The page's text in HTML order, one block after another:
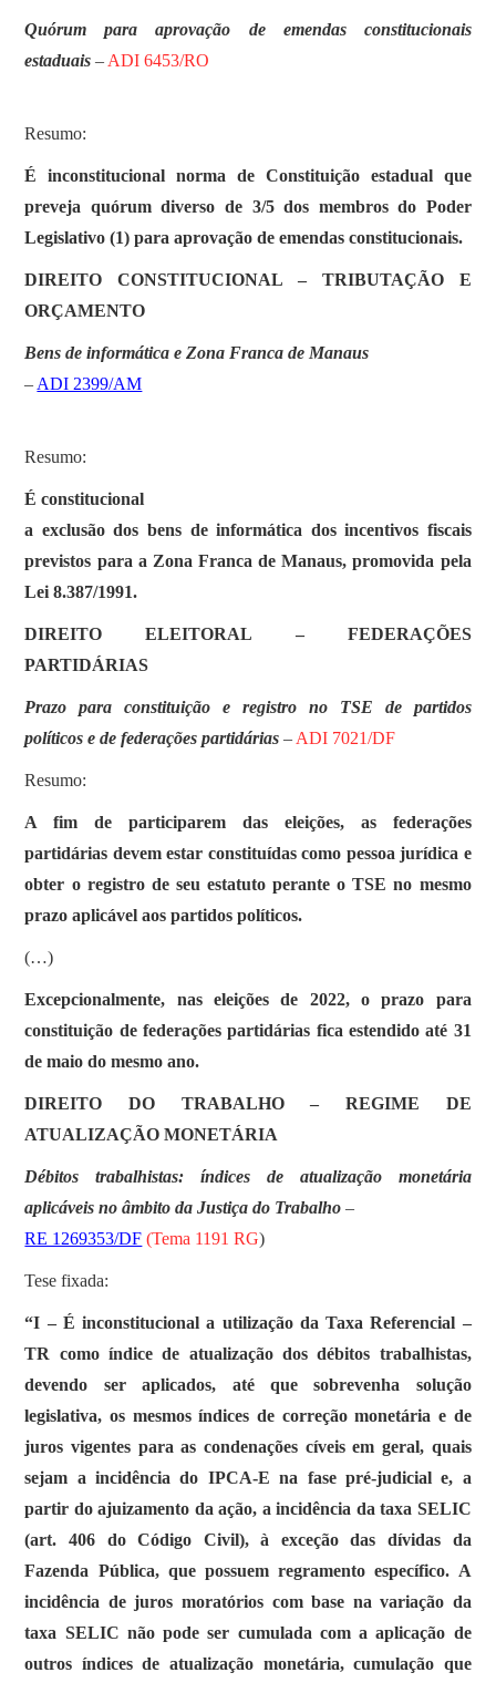
Quórum para aprovação de emendas constitucionais
estaduais– ADI 6453/RO
Resumo:
É inconstitucional norma de Constituição estadual que
preveja quórum diverso de 3/5 dos membros do Poder
Legislativo (1) para aprovação de emendas constitucionais.
DIREITO CONSTITUCIONAL – TRIBUTAÇÃO E
ORÇAMENTO
Bens de informática e Zona Franca de Manaus
– ADI 2399/AM
Resumo:
É constitucional
a exclusão dos bens de informática dos incentivos fiscais
previstos para a Zona Franca de Manaus, promovida pela
Lei 8.387/1991.
DIREITO ELEITORAL – FEDERAÇÕES
PARTIDÁRIAS
Prazo para constituição e registro no TSE de partidos
políticos e de federações partidárias– ADI 7021/DF
Resumo:
A fim de participarem das eleições, as federações
partidárias devem estar constituídas como pessoa jurídica e
obter o registro de seu estatuto perante o TSE no mesmo
prazo aplicável aos partidos políticos.
(…)
Excepcionalmente, nas eleições de 2022, o prazo para
constituição de federações partidárias fica estendido até 31
de maio do mesmo ano.
DIREITO DO TRABALHO – REGIME DE
ATUALIZAÇÃO MONETÁRIA
Débitos trabalhistas: índices de atualização monetária
aplicáveis no âmbito da Justiça do Trabalho–
RE 1269353/DF (Tema 1191 RG)
Tese fixada:
“I – É inconstitucional a utilização da Taxa Referencial –
TR como índice de atualização dos débitos trabalhistas,
devendo ser aplicados, até que sobrevenha solução
legislativa, os mesmos índices de correção monetária e de
juros vigentes para as condenações cíveis em geral, quais
sejam a incidência do IPCA-E na fase pré-judicial e, a
partir do ajuizamento da ação, a incidência da taxa SELIC
(art. 406 do Código Civil), à exceção das dívidas da
Fazenda Pública, que possuem regramento específico. A
incidência de juros moratórios com base na variação da
taxa SELIC não pode ser cumulada com a aplicação de
outros índices de atualização monetária, cumulação que